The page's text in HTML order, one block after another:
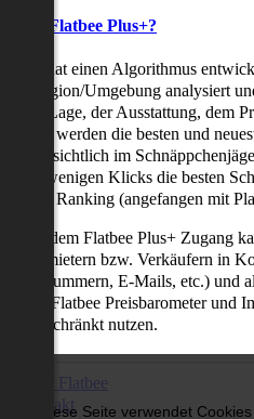
Diese Seite verwendet
ist Flatbee Plus+?
hat einen Algorithmus
Region/Umgebung analysiert
der Lage, der Ausstattung, dem
werden die besten und
übersichtlich im
nur wenigen Klicks die besten
als Ranking (angefangen mit
mit dem Flatbee Plus+ Zugang
Vermietern bzw. Verkäufern in
E-Mails, etc.) und
den Flatbee Preisbarometer und
nutzen.
Über Flatbee
Kontakt